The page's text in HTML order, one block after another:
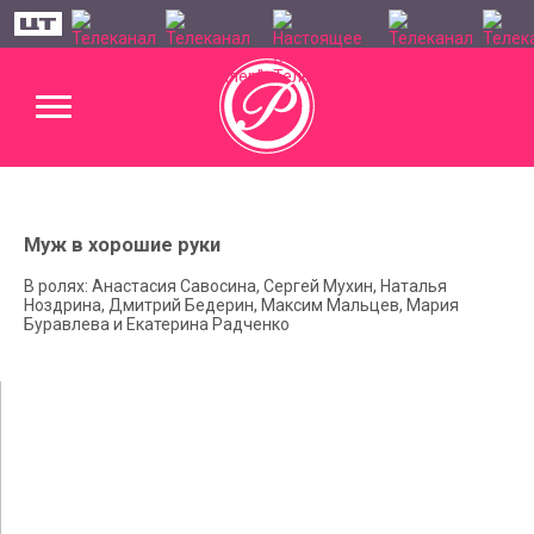
Муж в хорошие руки
В ролях: Анастасия Савосина, Сергей Мухин, Наталья
Ноздрина, Дмитрий Бедерин, Максим Мальцев, Мария
Буравлева и Екатерина Радченко